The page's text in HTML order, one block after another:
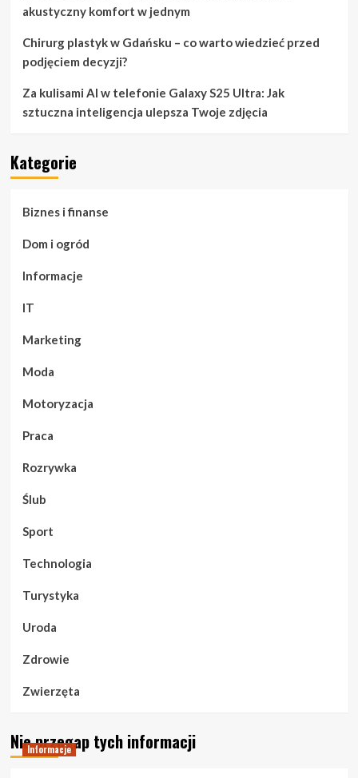
akustyczny komfort w jednym
Chirurg plastyk w Gdańsku – co warto wiedzieć przed
podjęciem decyzji?
Za kulisami AI w telefonie Galaxy S25 Ultra: Jak
sztuczna inteligencja ulepsza Twoje zdjęcia
Kategorie
Biznes i finanse
Dom i ogród
Informacje
IT
Marketing
Moda
Motoryzacja
Praca
Rozrywka
Ślub
Sport
Technologia
Turystyka
Uroda
Zdrowie
Zwierzęta
Nie przegap tych informacji
Informacje